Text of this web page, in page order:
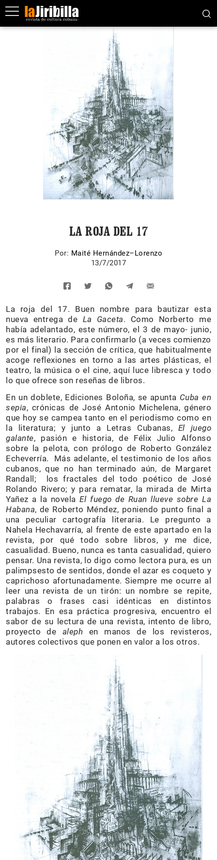
LA ROJA DEL 17
Por: Maité Hernández–Lorenzo
13/7/2017
La roja del 17. Buen nombre para bautizar esta
nueva entrega de La Gaceta. Como Norberto me
había adelantado, este número, el 3 de mayo- junio,
es más literario. Para confirmarlo (a veces comienzo
por el final) la sección de crítica, que habitualmente
acoge reflexiones en torno a las artes plásticas, el
teatro, la música o el cine, aquí luce libresca y todo
lo que ofrece son reseñas de libros.
En un doblete, Ediciones Boloña, se apunta Cuba en
sepia, crónicas de José Antonio Michelena, género
que hoy se campea tanto en el periodismo como en
la literatura; y junto a Letras Cubanas, El juego
galante, pasión e historia, de Félix Julio Alfonso
sobre la pelota, con prólogo de Roberto González
Echeverría. Más adelante, el testimonio de los años
cubanos, que no han terminado aún, de Margaret
Randall; los fractales del todo poético de José
Rolando Rivero; y para rematar, la mirada de Mirta
Yañez a la novelaEl fuego de Ruan llueve sobre La
Habana, de Roberto Méndez, poniendo punto final a
una peculiar cartografía literaria. Le pregunto a
Nahela Hechavarría, al frente de este apartado en la
revista, por qué todo sobre libros, y me dice,
casualidad. Bueno, nunca es tanta casualidad, quiero
pensar. Una revista, lo digo como lectora pura, es un
palimpsesto de sentidos, donde el azar es coqueto y
caprichoso afortunadamente. Siempre me ocurre al
leer una revista de un tirón: un nombre se repite,
palabras o frases casi idénticas en distintos
trabajos. En esa práctica progresiva, encuentro el
sabor de su lectura de una revista, intento de libro,
proyecto de aleph en manos de los revisteros,
autores colectivos que ponen en valor a los otros.